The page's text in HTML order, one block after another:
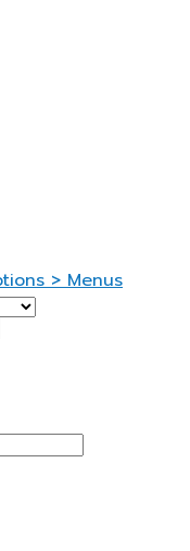
> Menus